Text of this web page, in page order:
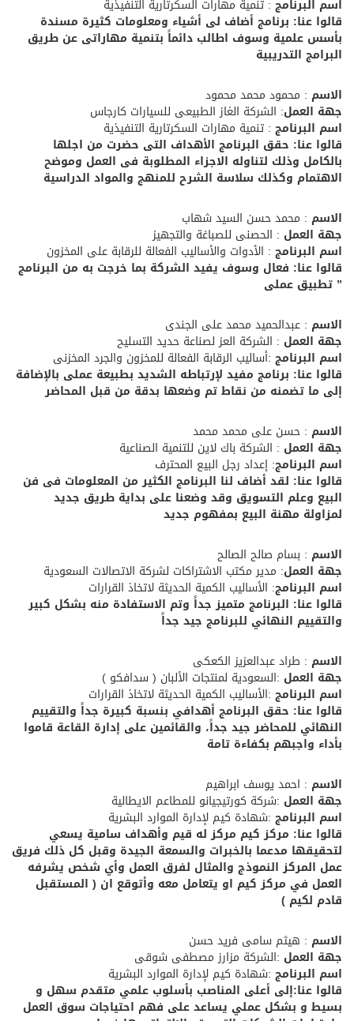
اسم البرنامج : تنمية مهارات السكرتارية التنفيذية
قالوا عنا: برنامج أضاف لى أشياء ومعلومات كثيرة مسندة
بأسس علمية وسوف اطالب دائماً بتنمية مهاراتى عن طريق
البرامج التدريبية
الاسم : محمود محمد محمود
جهة العمل: الشركة الغاز الطبيعى للسيارات كارجاس
اسم البرنامج : تنمية مهارات السكرتارية التنفيذية
قالوا عنا: حقق البرنامج الأهداف التى حضرت من اجلها
بالكامل وذلك لتناوله الاجزاء المطلوبة فى العمل وموضح
الاهتمام وكذلك سلاسة الشرح للمنهج والمواد الدراسية
الاسم : محمد حسن السيد شهاب
جهة العمل : الحصنى للصباغة والتجهيز
اسم البرنامج : الأدوات والأساليب الفعالة للرقابة على المخزون
قالوا عنا: فعال وسوف يفيد الشركة بما خرجت به من البرنامج
” تطبيق عملى
الاسم : عبدالحميد محمد على الجندى
جهة العمل : الشركة العز لصناعة حديد التسليح
اسم البرنامج :أساليب الرقابة الفعالة للمخزون والجرد المخزنى
قالوا عنا: برنامج مفيد لإرتباطه الشديد بطبيعة عملى بالإضافة
إلى ما تضمنه من نقاط تم وضعها بدقة من قبل المحاضر
الاسم : حسن على محمد محمد
جهة العمل : الشركة باك لاين للتنمية الصناعية
اسم البرنامج: إعداد رجل البيع المحترف
قالوا عنا: لقد أضاف لنا البرنامج الكثير من المعلومات فى فن
البيع وعلم التسويق وقد وضعنا على بداية طريق جديد
لمزاولة مهنة البيع بمفهوم جديد
الاسم : بسام صالح الصالح
جهة العمل: مدير مكتب الاشتراكات لشركة الاتصالات السعودية
اسم البرنامج: الأساليب الكمية الحديثة لاتخاذ القرارات
قالوا عنا: البرنامج متميز جداً وتم الاستفادة منه بشكل كبير
والتقييم النهائي للبرنامج جيد جداً
الاسم : طراد عبدالعزيز الكعكى
جهة العمل :السعودية لمنتجات الألبان ( سدافكو )
اسم البرنامج :الأساليب الكمية الحديثة لاتخاذ القرارات
قالوا عنا: حقق البرنامج أهدافي بنسبة كبيرة جداً والتقييم
النهائي للمحاضر جيد جداً، والقائمين على إدارة القاعة قاموا
بأداء واجبهم بكفاءة تامة
الاسم : احمد يوسف ابراهيم
جهة العمل :شركة كورتيجيانو للمطاعم الايطالية
اسم البرنامج :شهادة كيم لإدارة الموارد البشرية
قالوا عنا: مركز كيم مركز له قيم وأهداف سامية يسعي
لتحقيقها مدعما بالخبرات والسمعة الجيدة وقبل كل ذلك فريق
عمل المركز النموذج والمثال لفرق العمل وأي شخص يشرفه
العمل في مركز كيم او يتعامل معه وأتوقع ان ( المستقبل
قادم لكيم )
الاسم : هيثم سامى فريد حسن
جهة العمل :الشركة مزارز مصطفى شوقى
اسم البرنامج :شهادة كيم لإدارة الموارد البشرية
قالوا عنا:إلى أعلى المناصب بأسلوب علمي متقدم سهل و
بسيط و بشكل عملي يساعد على فهم احتياجات سوق العمل